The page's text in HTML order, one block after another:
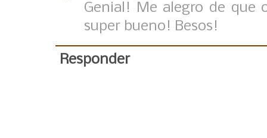
Genial! Me alegro de que
super bueno! Besos!
Responder